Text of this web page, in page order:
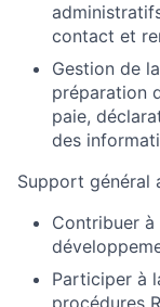
contact et
Gestion de
préparation
paie,
des
Support général
Contribuer
Participer à
procédures